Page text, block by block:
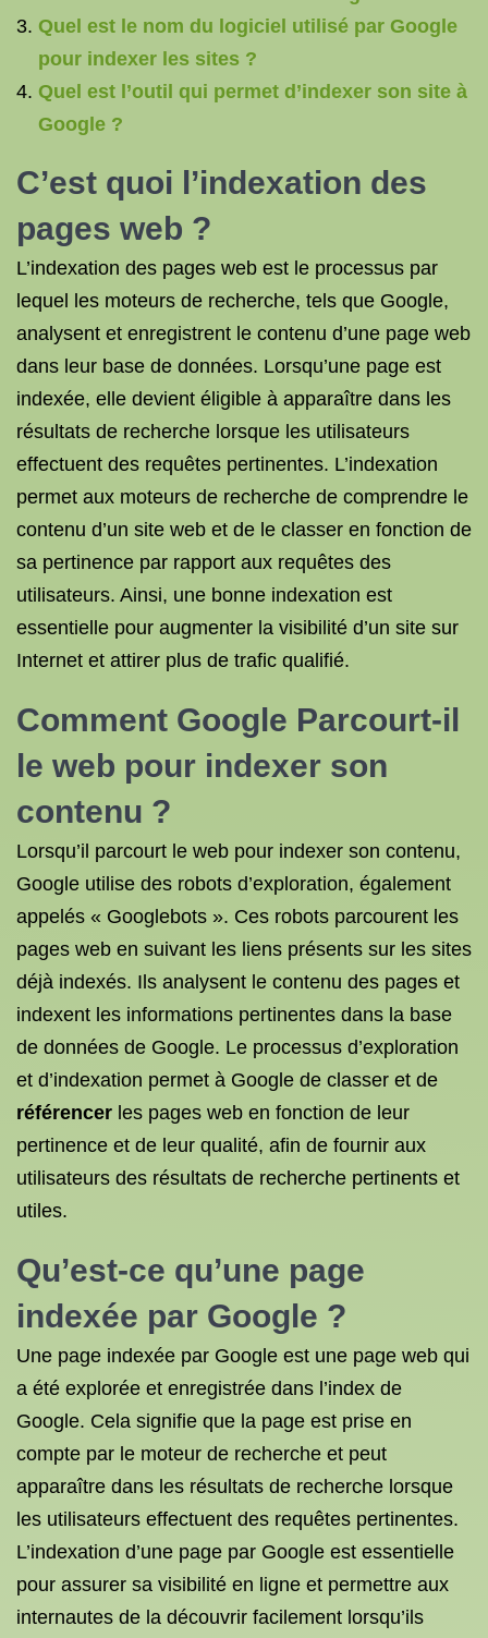
Quel est le nom du logiciel utilisé par Google
pour indexer les sites ?
Quel est l’outil qui permet d’indexer son site à
Google ?
C’est quoi l’indexation des
pages web ?
L’indexation des pages web est le processus par
lequel les moteurs de recherche, tels que Google,
analysent et enregistrent le contenu d’une page web
dans leur base de données. Lorsqu’une page est
indexée, elle devient éligible à apparaître dans les
résultats de recherche lorsque les utilisateurs
effectuent des requêtes pertinentes. L’indexation
permet aux moteurs de recherche de comprendre le
contenu d’un site web et de le classer en fonction de
sa pertinence par rapport aux requêtes des
utilisateurs. Ainsi, une bonne indexation est
essentielle pour augmenter la visibilité d’un site sur
Internet et attirer plus de trafic qualifié.
Comment Google Parcourt-il
le web pour indexer son
contenu ?
Lorsqu’il parcourt le web pour indexer son contenu,
Google utilise des robots d’exploration, également
appelés « Googlebots ». Ces robots parcourent les
pages web en suivant les liens présents sur les sites
déjà indexés. Ils analysent le contenu des pages et
indexent les informations pertinentes dans la base
de données de Google. Le processus d’exploration
et d’indexation permet à Google de classer et de
référencer les pages web en fonction de leur
pertinence et de leur qualité, afin de fournir aux
utilisateurs des résultats de recherche pertinents et
utiles.
Qu’est-ce qu’une page
indexée par Google ?
Une page indexée par Google est une page web qui
a été explorée et enregistrée dans l’index de
Google. Cela signifie que la page est prise en
compte par le moteur de recherche et peut
apparaître dans les résultats de recherche lorsque
les utilisateurs effectuent des requêtes pertinentes.
L’indexation d’une page par Google est essentielle
pour assurer sa visibilité en ligne et permettre aux
internautes de la découvrir facilement lorsqu’ils